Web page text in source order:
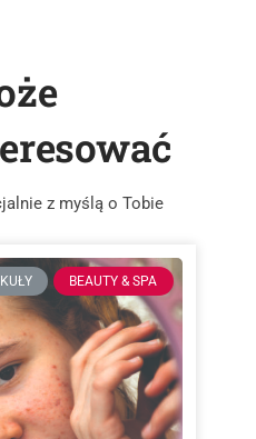
z myślą o Tobie
BEAUTY & SPA